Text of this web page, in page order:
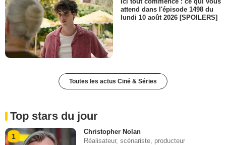
attend dans l'épisode 1498 du
lundi 10 août 2026 [SPOILERS]
Toutes les actus Ciné & Séries
Top stars du jour
1
Christopher Nolan
Réalisateur, scénariste, producteur